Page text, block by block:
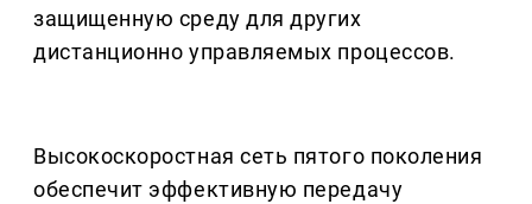
защищенную среду для других
дистанционно управляемых процессов.
Высокоскоростная сеть пятого поколения
обеспечит эффективную передачу